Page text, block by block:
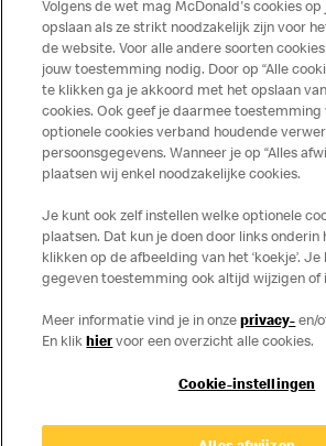
Over ons
Services
Contact
Volgens de wet mag McDonald's cookies
opslaan als ze strikt noodzakelijk zijn voor
de website. Voor alle andere soorten
jouw toestemming nodig. Door op “Alle
te klikken ga je akkoord met het opslaan
cookies. Ook geef je daarmee
optionele cookies verband houdende
persoonsgegevens. Wanneer je op “Alles
plaatsen wij enkel noodzakelijke cookies.
Je kunt ook zelf instellen welke optionele
plaatsen. Dat kun je doen door links onderin
klikken op de afbeelding van het ‘koekje’.
gegeven toestemming ook altijd wijzigen of
Meer informatie vind je in onzeprivacy- en/
En klikhier voor een overzicht alle cookies.
Cookie-instellingen